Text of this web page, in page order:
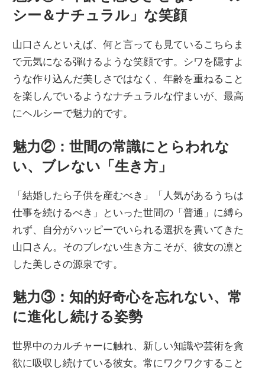
シー＆ナチュラル」な笑顔
山口さんといえば、何と言っても見ているこちらま
で元気になる弾けるような笑顔です。シワを隠すよ
うな作り込んだ美しさではなく、年齢を重ねること
を楽しんでいるようなナチュラルな佇まいが、最高
にヘルシーで魅力的です。
魅力②：世間の常識にとらわれな
い、ブレない「生き方」
「結婚したら子供を産むべき」「人気があるうちは
仕事を続けるべき」といった世間の「普通」に縛ら
れず、自分がハッピーでいられる選択を貫いてきた
山口さん。そのブレない生き方こそが、彼女の凛と
した美しさの源泉です。
魅力③：知的好奇心を忘れない、常
に進化し続ける姿勢
世界中のカルチャーに触れ、新しい知識や芸術を貪
欲に吸収し続けている彼女。常にワクワクすること